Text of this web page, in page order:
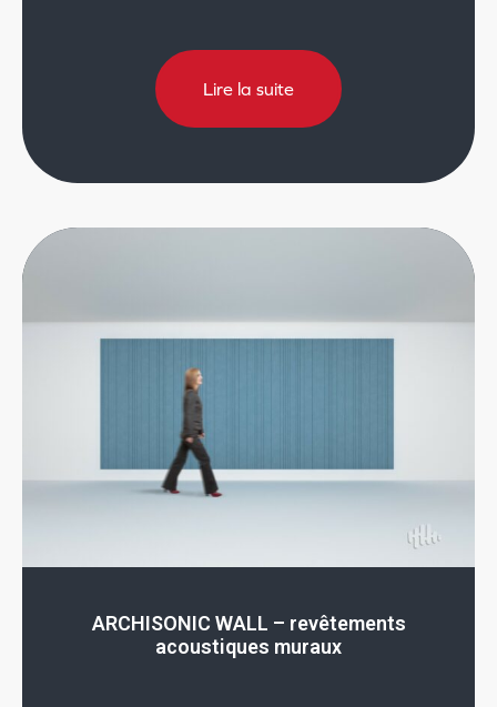
Lire la suite
ARCHISONIC WALL – revêtements
acoustiques muraux